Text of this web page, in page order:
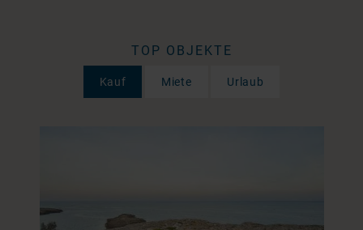
TOP OBJEKTE
Kauf Miete Urlaub